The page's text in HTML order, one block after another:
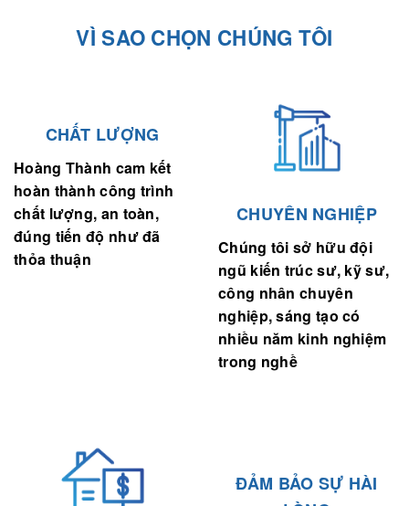
Hoàng Thành cam kết
hoàn thành công trình
chất lượng, an toàn,
đúng tiến độ như đã
thỏa thuận
Chúng tôi sở hữu đội
ngũ kiến trúc sư, kỹ sư,
công nhân chuyên
nghiệp, sáng tạo có
nhiều năm kinh nghiệm
trong nghề
LÒNG